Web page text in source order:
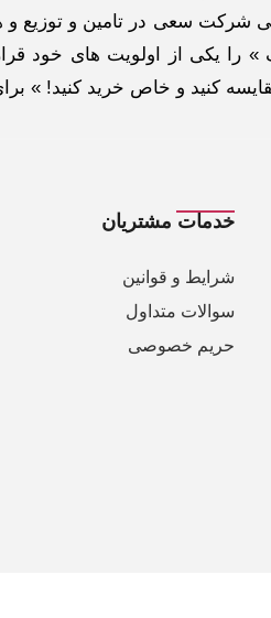
شرکت سعی در تامین و توزیع
را یکی از اولویت های خود
کنید و خاص خرید کنید! »
خدمات مشتریان
شرایط و قوانین
سوالات متداول
حریم خصوصی